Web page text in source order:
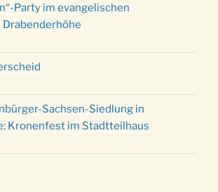
in der Kirche um
mit der ev. Jugend in der Kirche
Uhr
zu Silvester in der Kirche um
Party im evangelischen
Drabenderhöhe
Sachsen-Siedlung in
Kronenfest im Stadtteilhaus